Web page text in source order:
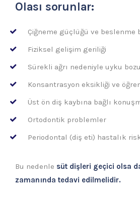
Olası sorunlar:
Çiğneme güçlüğü ve beslenme
Fiziksel gelişim geriliği
Sürekli ağrı nedeniyle uyku
Konsantrasyon eksikliği ve
Üst ön diş kaybına bağlı
Ortodontik problemler
Periodontal (diş eti) hastalık
Bu nedenle süt dişleri geçici olsa
zamanında tedavi edilmelidir.